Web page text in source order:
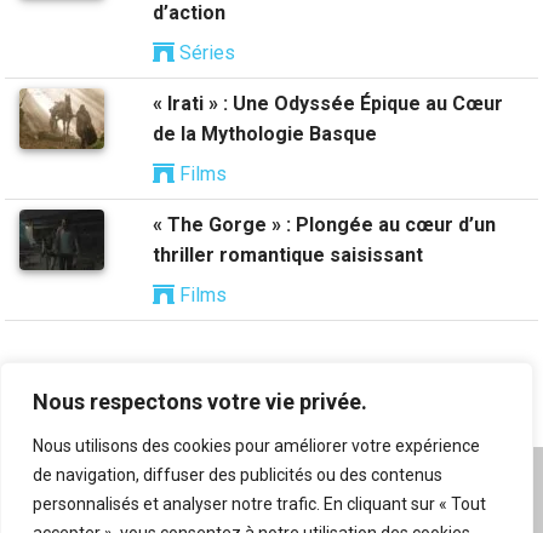
Nous respectons votre vie privée.
Nous utilisons des cookies pour améliorer votre expérience
de navigation, diffuser des publicités ou des contenus
personnalisés et analyser notre trafic. En cliquant sur « Tout
d’action
Séries
« Irati » : Une Odyssée Épique au Cœur
de la Mythologie Basque
Films
« The Gorge » : Plongée au cœur d’un
thriller romantique saisissant
Films
A propos|Mentions légales|Conditions générales
d’utilisation|Flux RSS| Nos auteurs|Archives|